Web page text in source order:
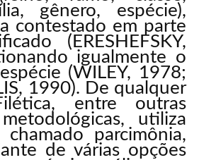
gênero, espécie),
contestado em parte
(ERESHEFSKY,
igualmente o
(WILEY, 1978;
1990). De qualquer
entre outras
utiliza
parcimônia,
de várias opções